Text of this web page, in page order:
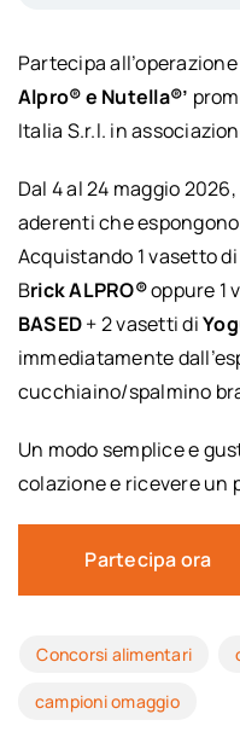
Partecipa
Alpro® e Nutella®’
Italia S.r.l. in
Dal 4 al 24 maggio
aderenti che
Acquistando 1 vasetto di
Brick ALPRO®oppure 1
BASED+ 2 vasetti di
immediatamente
cucchiaino/spalmino
Un modo semplice e
colazione e ricevere un
Partecipa ora
Concorsi alimentari
campioni omaggio